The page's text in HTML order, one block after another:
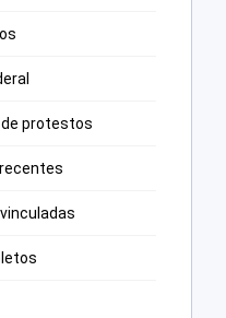
de protestos